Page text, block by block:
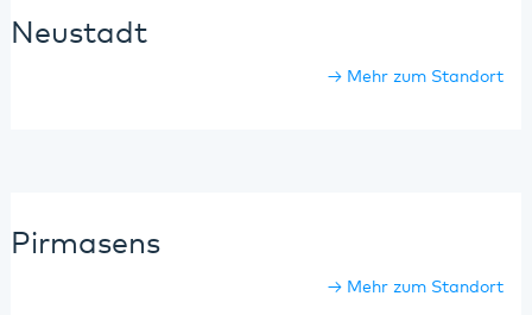
Neustadt
Mehr zum Standort
Pirmasens
Mehr zum Standort